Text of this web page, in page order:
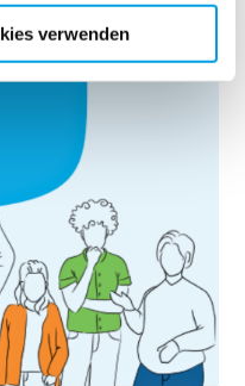
der von Ihnen
Website-
wir aufgrund
unabhängig von einer
verwenden